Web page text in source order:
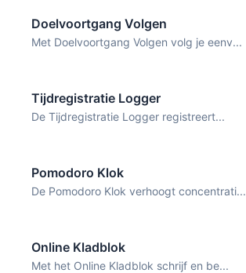
Doelvoortgang Volgen
Met Doelvoortgang Volgen volg je eenv...
Tijdregistratie Logger
De Tijdregistratie Logger registreert...
Pomodoro Klok
De Pomodoro Klok verhoogt concentrati...
Online Kladblok
Met het Online Kladblok schrijf en be...